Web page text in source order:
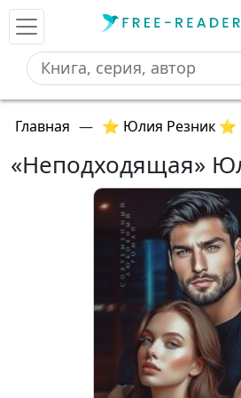
Главная — ⭐ Юлия Резник ⭐
«Неподходящая»